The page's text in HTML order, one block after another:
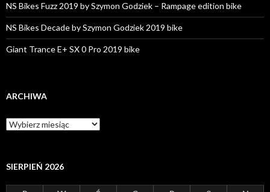
NS Bikes Fuzz 2019 by Szymon Godziek – Rampage edition bike
NS Bikes Decade by Szymon Godziek 2019 bike
Giant Trance E+ SX 0 Pro 2019 bike
ARCHIWA
A
r
i
a
SIERPIEŃ 2026